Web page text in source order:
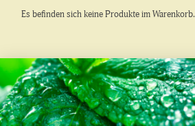
Es befinden sich keine Produkte im Warenkorb.